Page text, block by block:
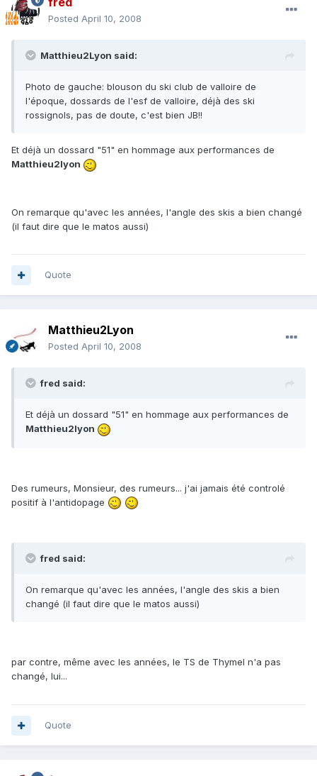
Posted April 10, 2008
Matthieu2Lyon said:
Photo de gauche: blouson du ski club de valloire de
l'époque, dossards de l'esf de valloire, déjà des ski
rossignols, pas de doute, c'est bien JB!!
Et déjà un dossard "51" en hommage aux performances de
Matthieu2lyon
On remarque qu'avec les années, l'angle des skis a bien changé
(il faut dire que le matos aussi)
Quote
Matthieu2Lyon
Posted April 10, 2008
fred said:
Et déjà un dossard "51" en hommage aux performances de
Matthieu2lyon
Des rumeurs, Monsieur, des rumeurs... j'ai jamais été controlé
positif à l'antidopage
fred said:
On remarque qu'avec les années, l'angle des skis a bien
changé (il faut dire que le matos aussi)
par contre, même avec les années, le TS de Thymel n'a pas
changé, lui...
Quote